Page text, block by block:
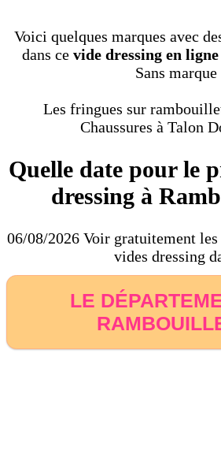
Voici quelques marques avec
dans ce vide dressing en
Sans marque
Les fringues sur
Chaussures à Talon
Quelle date pour le
dressing à
06/08/2026 Voir gratuitement les
vides dressing
LE